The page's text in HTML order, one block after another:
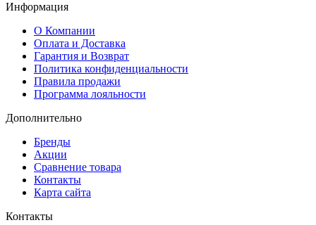
Информация
О Компании
Оплата и Доставка
Гарантия и Возврат
Политика конфиденциальности
Правила продажи
Программа лояльности
Дополнительно
Бренды
Акции
Сравнение товара
Контакты
Карта сайта
Контакты